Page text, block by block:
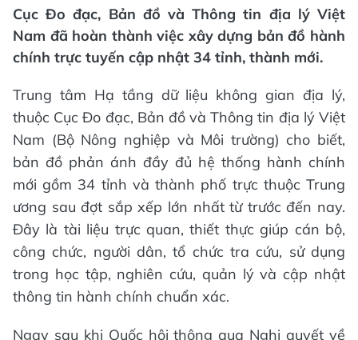
Cục Đo đạc, Bản đồ và Thông tin địa lý Việt
Nam đã hoàn thành việc xây dựng bản đồ hành
chính trực tuyến cập nhật 34 tỉnh, thành mới.
Trung tâm Hạ tầng dữ liệu không gian địa lý,
thuộc Cục Đo đạc, Bản đồ và Thông tin địa lý Việt
Nam (Bộ Nông nghiệp và Môi trường) cho biết,
bản đồ phản ánh đầy đủ hệ thống hành chính
mới gồm 34 tỉnh và thành phố trực thuộc Trung
ương sau đợt sắp xếp lớn nhất từ trước đến nay.
Đây là tài liệu trực quan, thiết thực giúp cán bộ,
công chức, người dân, tổ chức tra cứu, sử dụng
trong học tập, nghiên cứu, quản lý và cập nhật
thông tin hành chính chuẩn xác.
Ngay sau khi Quốc hội thông qua Nghị quyết về